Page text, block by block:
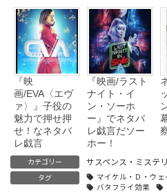
『映
画/EVA〈エヴ
ァ〉』子役の
魅力で押せ押
せ！なネタバ
レ戯言
『映画/ラスト
ナイト・イ
ン・ソーホ
ー』でネタバ
レ戯言だソー
ホー！
カテゴリー サスペンス・ミステ
タグ マイケル・Ｄ・ウェ
バタフライ効果